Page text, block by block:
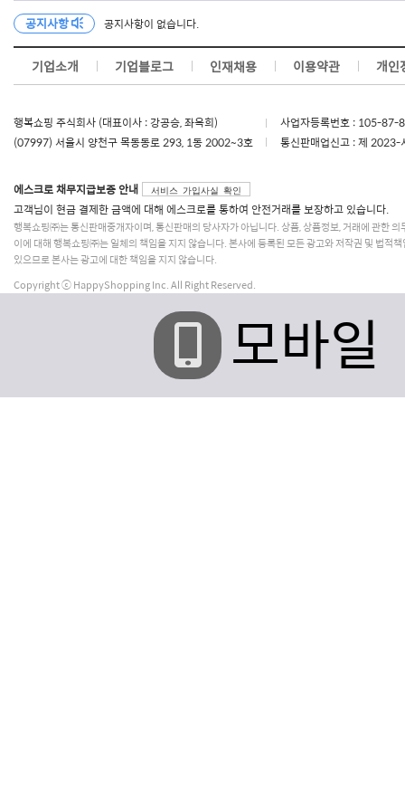
공지사항 공지사항이 없습니다.
기업소개 기업블로그 인재채용 이용약관 개인
행복쇼핑 주식회사 (대표이사 : 강공승, 좌옥희)
(07997) 서울시 양천구 목동동로 293, 1동 2002~3호
사업자등록번호 : 105-
통신판매업신고 : 제
에스크로 채무지급보증 안내 서비스 가입사실 확인
고객님이 현금 결제한 금액에 대해 에스크로를 통하여 안전거래를 보장하고 있습니다.
행복쇼핑㈜는 통신판매중개자이며, 통신판매의 당사자가 아닙니다. 상품, 상품정보, 거래에 관한
이에 대해 행복쇼핑㈜는 일체의 책임을 지지 않습니다. 본사에 등록된 모든 광고와 저작권 및 법적
있으므로 본사는 광고에 대한 책임을 지지 않습니다.
Copyright ⓒ HappyShopping Inc. All Right Reserved.